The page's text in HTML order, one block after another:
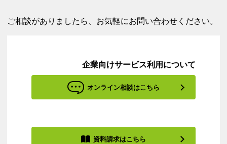
ご相談がありましたら、お気軽にお問い合わせください。
企業向けサービス利用について
オンライン相談はこちら
資料請求はこちら